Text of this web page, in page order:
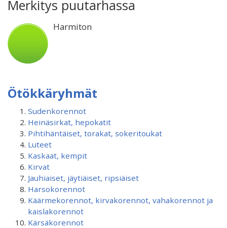
Merkitys puutarhassa
Harmiton
Ötökkäryhmät
Sudenkorennot
Heinäsirkat, hepokatit
Pihtihäntäiset, torakat, sokeritoukat
Luteet
Kaskaat, kempit
Kirvat
Jauhiaiset, jäytiäiset, ripsiäiset
Harsokorennot
Käärmekorennot, kirvakorennot, vahakorennot ja
kaislakorennot
Kärsäkorennot